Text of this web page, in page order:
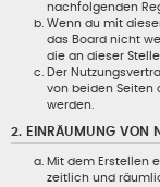
nachfolgenden
Wenn du mit
das Board nicht
die an dieser
Der
von beiden Seiten
werden.
2. EINRÄUMUNG VON
Mit dem Erstellen
zeitlich und